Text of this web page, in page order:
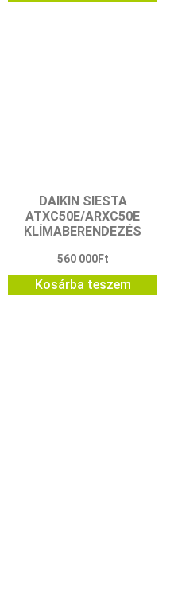
DAIKIN SIESTA
ATXC50E/ARXC50E
KLÍMABERENDEZÉS
560 000Ft
Kosárba teszem